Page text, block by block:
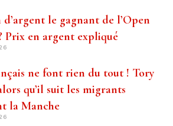
le gagnant de l’Open
Prix ​​en argent expliqué
ne font rien du tout ! Tory
qu’il suit les migrants
la Manche